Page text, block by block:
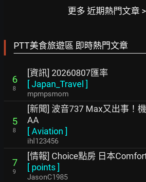
更多 近期熱門文章
PTT美食旅遊區 即時熱門文章
6
8
[資訊] 20260807匯率
[Japan_Travel ]
mpmpsmom
5
8
[新聞] 波音737 Max又出事！
AA
[Aviation ]
ihl123456
7
9
[情報] Choice點房 日本
[ points]
JasonC1985